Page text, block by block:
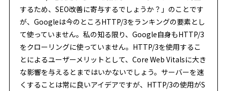
するため、SEO改善に寄与するでしょうか？」のことです
が、Googleは今のところHTTP/3をランキングの要素とし
て使っていません。私の知る限り、Google自身もHTTP/3
をクローリングに使っていません。HTTP/3を使用するこ
とによるユーザーメリットとして、Core Web Vitalsに大き
な影響を与えるとまではいかないでしょう。サーバーを速
くすることは常に良いアイデアですが、HTTP/3の使用がS